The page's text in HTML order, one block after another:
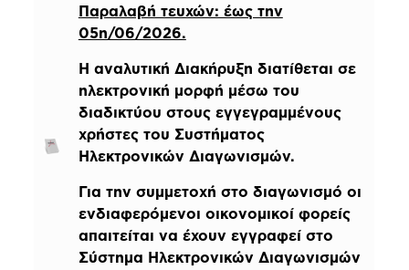
Παραλαβή τευχών: έως την
05η/06/2026.
Η αναλυτική Διακήρυξη διατίθεται σε
ηλεκτρονική μορφή μέσω του
διαδικτύου στους εγγεγραμμένους
χρήστες του Συστήματος
Ηλεκτρονικών Διαγωνισμών.
Για την συμμετοχή στο διαγωνισμό οι
ενδιαφερόμενοι οικονομικοί φορείς
απαιτείται να έχουν εγγραφεί στο
Σύστημα Ηλεκτρονικών Διαγωνισμών